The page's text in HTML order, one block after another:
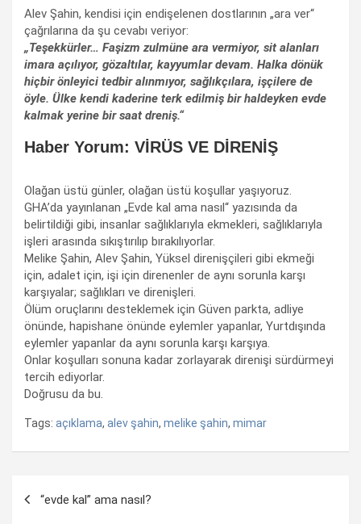
Alev Şahin, kendisi için endişelenen dostlarının „ara ver“
çağrılarına da şu cevabı veriyor:
„Teşekkürler… Faşizm zulmüne ara vermiyor, sit alanları
imara açılıyor, gözaltılar, kayyumlar devam. Halka dönük
hiçbir önleyici tedbir alınmıyor, sağlıkçılara, işçilere de
öyle. Ülke kendi kaderine terk edilmiş bir haldeyken evde
kalmak yerine bir saat dreniş.“
Haber Yorum: VİRÜS VE DİRENİŞ
Olağan üstü günler, olağan üstü koşullar yaşıyoruz.
GHA’da yayınlanan „Evde kal ama nasıl“ yazısında da
belirtildiği gibi, insanlar sağlıklarıyla ekmekleri, sağlıklarıyla
işleri arasında sıkıştırılıp bırakılıyorlar.
Melike Şahin, Alev Şahin, Yüksel direnişçileri gibi ekmeği
için, adalet için, işi için direnenler de aynı sorunla karşı
karşıyalar; sağlıkları ve direnişleri.
Ölüm oruçlarını desteklemek için Güven parkta, adliye
önünde, hapishane önünde eylemler yapanlar, Yurtdışında
eylemler yapanlar da aynı sorunla karşı karşıya.
Onlar koşulları sonuna kadar zorlayarak direnişi sürdürmeyi
tercih ediyorlar.
Doğrusu da bu.
Tags: açıklama, alev şahin, melike şahin, mimar
“evde kal” ama nasıl?